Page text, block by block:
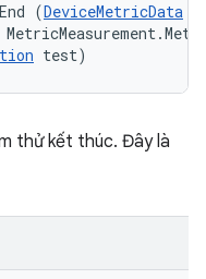
(DeviceMetricData
test)
thử kết thúc. Đây là